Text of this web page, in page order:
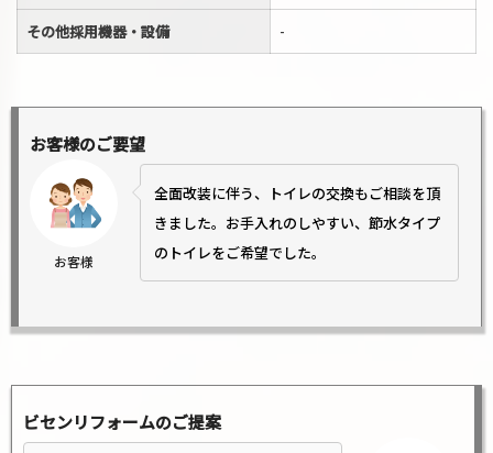
その他採用機器・設備 -
お客様のご要望
お客様
全面改装に伴う、トイレの交換もご相談を頂
きました。お手入れのしやすい、節水タイプ
のトイレをご希望でした。
ビセンリフォームのご提案